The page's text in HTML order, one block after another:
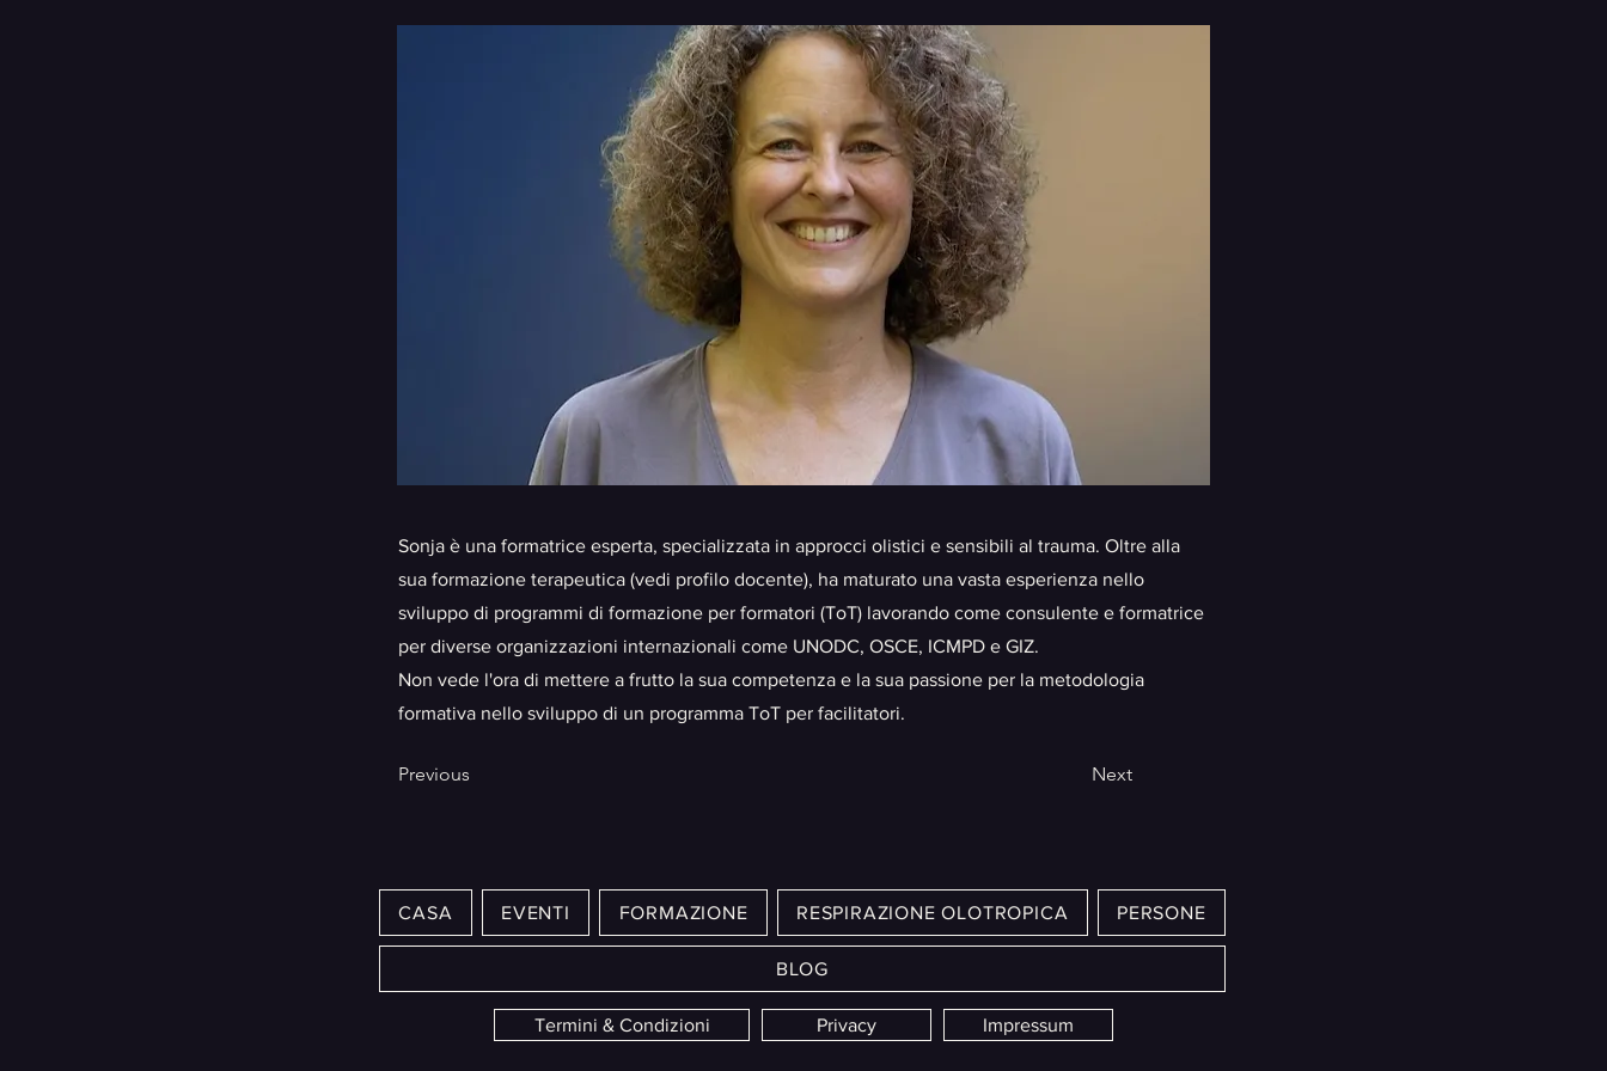
Sonja è una formatrice esperta, specializzata in approcci olistici e sensibili al trauma. Oltre alla
sua formazione terapeutica (vedi profilo docente), ha maturato una vasta esperienza nello
sviluppo di programmi di formazione per formatori (ToT) lavorando come consulente e formatrice
per diverse organizzazioni internazionali come UNODC, OSCE, ICMPD e GIZ.
Non vede l'ora di mettere a frutto la sua competenza e la sua passione per la metodologia
formativa nello sviluppo di un programma ToT per facilitatori.
Previous Next
CASA EVENTI FORMAZIONE RESPIRAZIONE OLOTROPICA PERSONE
BLOG
Termini & Condizioni Privacy Impressum